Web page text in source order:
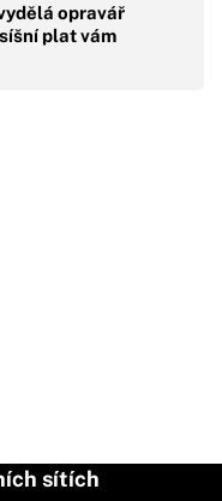
opravář
plat vám
sítích